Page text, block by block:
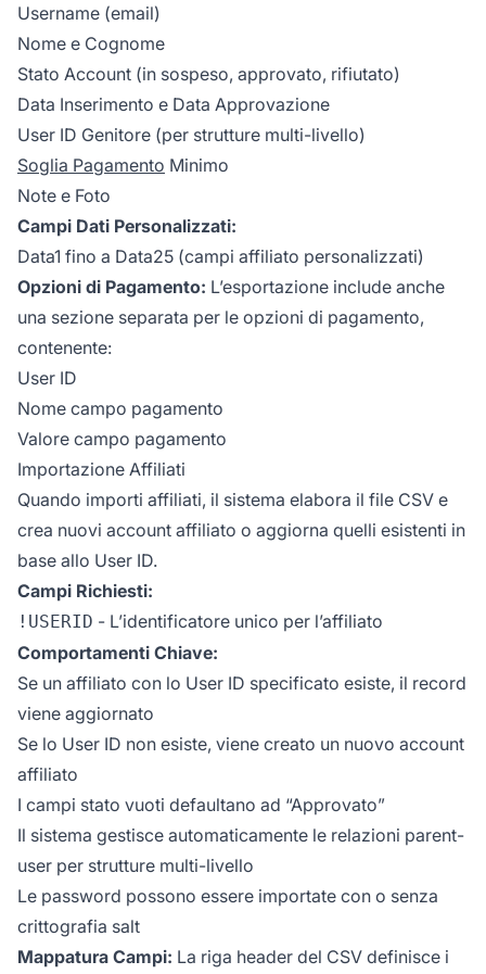
Username (email)
Nome e Cognome
Stato Account (in sospeso, approvato, rifiutato)
Data Inserimento e Data Approvazione
User ID Genitore (per strutture multi-livello)
Soglia Pagamento Minimo
Note e Foto
Campi Dati Personalizzati:
Data1 fino a Data25 (campi affiliato personalizzati)
Opzioni di Pagamento: L’esportazione include anche
una sezione separata per le opzioni di pagamento,
contenente:
User ID
Nome campo pagamento
Valore campo pagamento
Importazione Affiliati
Quando importi affiliati, il sistema elabora il file CSV e
crea nuovi account affiliato o aggiorna quelli esistenti in
base allo User ID.
Campi Richiesti:
!USERID - L’identificatore unico per l’affiliato
Comportamenti Chiave:
Se un affiliato con lo User ID specificato esiste, il record
viene aggiornato
Se lo User ID non esiste, viene creato un nuovo account
affiliato
I campi stato vuoti defaultano ad “Approvato”
Il sistema gestisce automaticamente le relazioni parent-
user per strutture multi-livello
Le password possono essere importate con o senza
crittografia salt
Mappatura Campi: La riga header del CSV definisce i